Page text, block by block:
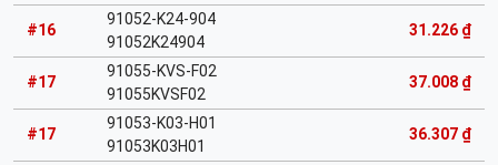
#16
91052-K24-904
91052K24904
31.226 ₫
#17
91055-KVS-F02
91055KVSF02
37.008 ₫
#17
91053-K03-H01
91053K03H01
36.307 ₫